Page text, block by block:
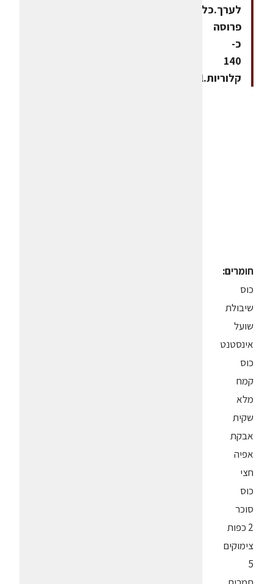
לערך.כל
פרוסה
כ-
140
קלוריות.www.ediet.co.il
חומרים:
כוס
שיבולת
שועל
אינסטנט
כוס
קמח
מלא
שקית
אבקת
אפיה
חצי
כוס
סוכר
2 כפות
צימוקים
5